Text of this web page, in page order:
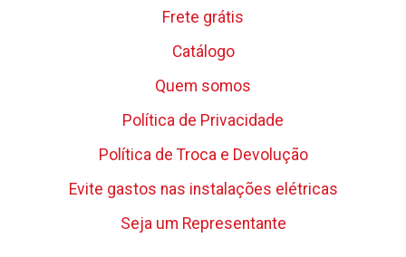
Frete grátis
Catálogo
Quem somos
Política de Privacidade
Política de Troca e Devolução
Evite gastos nas instalações elétricas
Seja um Representante